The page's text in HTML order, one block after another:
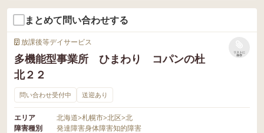
まとめて問い合わせする
放課後等デイサービス
多機能型事業所 ひまわり コパンの杜
北２２
リストに
保存
問い合わせ受付中 送迎あり
エリア 北海道>札幌市>北区>北
障害種別
発達障害身体障害知的障害